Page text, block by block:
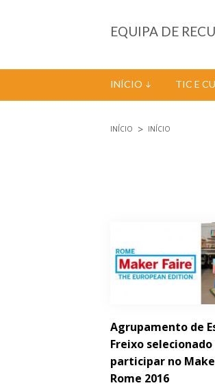
EQUIPA DE
INÍCIO TIC E
INÍCIO INÍCIO
Agrupamento de
Freixo
participar no
Rome 2016
Páginas